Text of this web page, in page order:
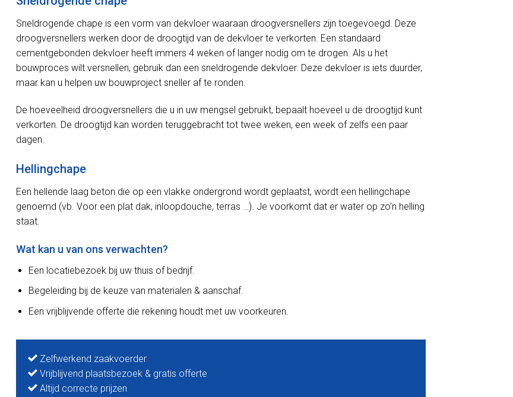
Sneldrogende chape is een vorm van dekvloer waaraan droogversnellers zijn toegevoegd. Deze
droogversnellers werken door de droogtijd van de dekvloer te verkorten. Een standaard
cementgebonden dekvloer heeft immers 4 weken of langer nodig om te drogen. Als u het
bouwproces wilt versnellen, gebruik dan een sneldrogende dekvloer. Deze dekvloer is iets duurder,
maar kan u helpen uw bouwproject sneller af te ronden.
De hoeveelheid droogversnellers die u in uw mengsel gebruikt, bepaalt hoeveel u de droogtijd kunt
verkorten. De droogtijd kan worden teruggebracht tot twee weken, een week of zelfs een paar
dagen.
Hellingchape
Een hellende laag beton die op een vlakke ondergrond wordt geplaatst, wordt een hellingchape
genoemd (vb. Voor een plat dak, inloopdouche, terras …). Je voorkomt dat er water op zo’n helling
staat.
Wat kan u van ons verwachten?
Een locatiebezoek bij uw thuis of bedrijf.
Begeleiding bij de keuze van materialen & aanschaf.
Een vrijblijvende offerte die rekening houdt met uw voorkeuren.
Zelfwerkend zaakvoerder
Vrijblijvend plaatsbezoek & gratis offerte
Altijd correcte prijzen